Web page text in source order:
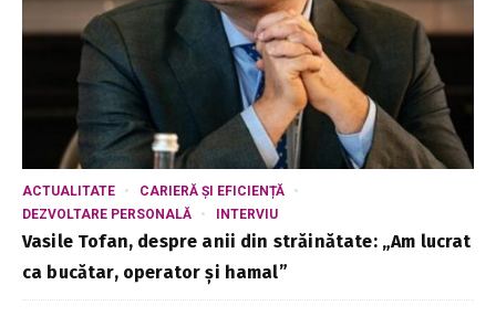
ACTUALITATE
CARIERĂ ȘI EFICIENȚĂ
DEZVOLTARE PERSONALĂ
INTERVIU
Vasile Tofan, despre anii din străinătate: „Am lucrat
ca bucătar, operator și hamal”